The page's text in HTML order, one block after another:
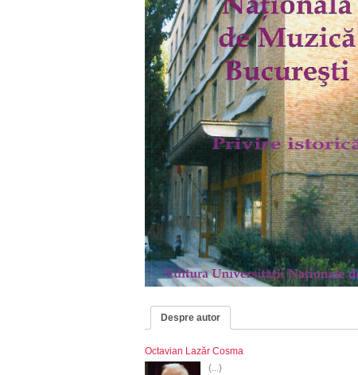
Despre autor
Octavian Lazăr Cosma
(...)